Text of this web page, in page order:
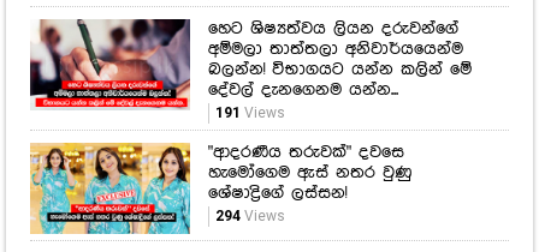
හෙට ශිෂ්‍යත්වය ලියන දරුවන්ගේ
අම්මලා තාත්තලා අනිවාර්යයෙන්ම
බලන්න! විභාගයට යන්න කලින් මේ
දේවල් දැනගෙනම යන්න...
191 Views
"ආදරණීය තරුවක්" දවසෙ
හැමෝගෙම ඇස් නතර වුණු
ශේෂාද්‍රිගේ ලස්සන!
294Views